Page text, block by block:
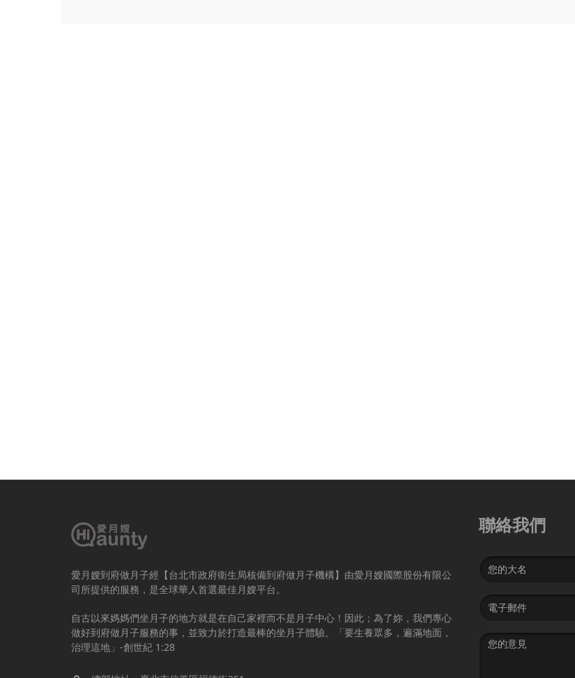
愛月嫂到府做月子經【台北市政府衛生局核備到府做月子機構】由愛月嫂國際股份有限公
司所提供的服務，是全球華人首選最佳月嫂平台。
自古以來媽媽們坐月子的地方就是在自己家裡而不是月子中心！因此；為了妳，我們專心
做好到府做月子服務的事，並致力於打造最棒的坐月子體驗。「要生養眾多，遍滿地面，
治理這地」-創世紀 1:28
聯絡我們
Name
Email
address
Message